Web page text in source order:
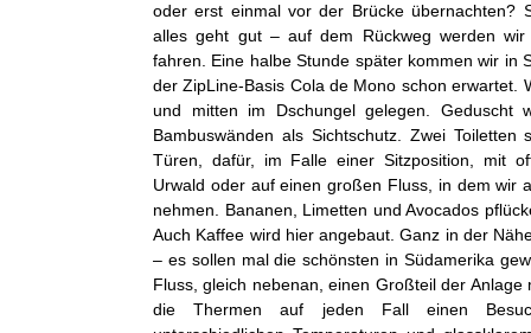
oder erst einmal vor der Brücke übernachten?
alles geht gut – auf dem Rückweg werden
fahren. Eine halbe Stunde später kommen wir in
der ZipLine-Basis Cola de Mono schon erwartet.
und mitten im Dschungel gelegen. Geduscht
Bambuswänden als Sichtschutz. Zwei
Türen, dafür, im Falle einer Sitzposition, mit
Urwald oder auf einen großen Fluss, in dem wir
nehmen. Bananen, Limetten und Avocados
Auch Kaffee wird hier angebaut. Ganz in der
– es sollen mal die schönsten in Südamerika
Fluss, gleich nebenan, einen Großteil der
die Thermen auf jeden Fall einen